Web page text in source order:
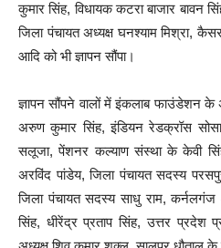
कुमार सिंह, विधायक कटरा बाजार बावन
जिला पंचायत अध्यक्ष घनश्याम मिश्रा,
आदि को भी ज्ञापन सौंपा।
ज्ञापन सौंपने वालों में इंकलाब फाउंडेशन
अरुण कुमार सिंह, इंडियन रेडक्रॉस
सलूजा, पेंशनर कल्याण संस्था के केवी
अरविंद पांडेय, जिला पंचायत सदस्य
जिला पंचायत सदस्य साधु राम,
सिंह, धीरेंद्र प्रताप सिंह, उत्तर प्रदेश